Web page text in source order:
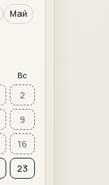
Май
Вс
2
9
16
23